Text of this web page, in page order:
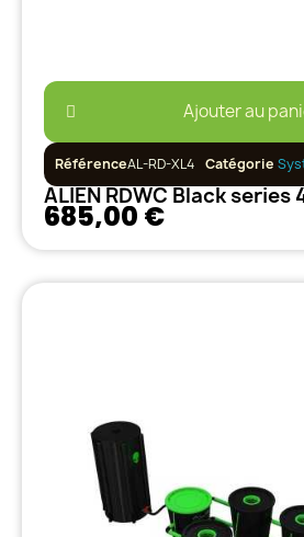
Ajouter au
RéférenceAL-RD-XL4 Catégorie
ALIEN RDWC Black series
685,00 €